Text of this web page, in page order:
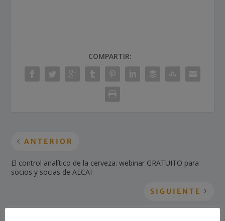
COMPARTIR:
ANTERIOR
El control analítico de la cerveza: webinar GRATUITO para
socios y socias de AECAI
SIGUIENTE